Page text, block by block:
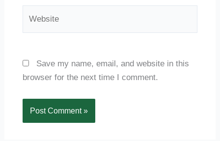
Save my name, email, and website in this
browser for the next time I comment.